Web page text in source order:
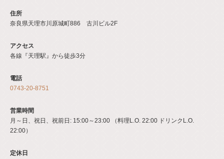
住所
奈良県天理市川原城町886 古川ビル2F
アクセス
各線『天理駅』から徒歩3分
電話
0743-20-8751
営業時間
月～日、祝日、祝前日: 15:00～23:00 （料理L.O. 22:00 ドリンクL.O.
22:00）
定休日